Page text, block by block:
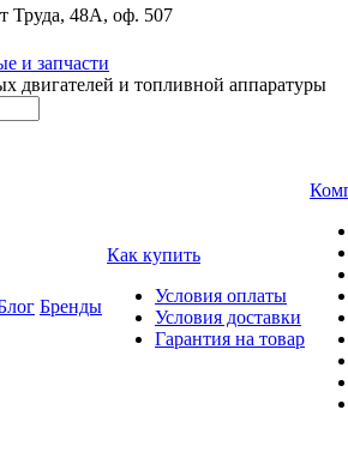
Труда, 48А, оф. 507
двигателей и топливной аппаратуры
Бренды
Как купить
Условия оплаты
Условия доставки
Гарантия на товар